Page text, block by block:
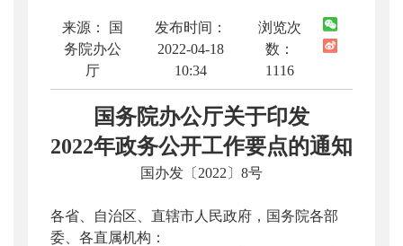
来源： 国
务院办公
厅
发布时间：
2022-04-18
10:34
浏览次
数：
1116
国务院办公厅关于印发
2022年政务公开工作要点的通知
国办发〔2022〕8号
各省、自治区、直辖市人民政府，国务院各部
委、各直属机构：